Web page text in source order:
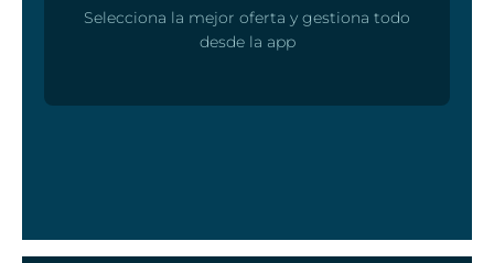
Selecciona la mejor oferta y gestiona todo
desde la app